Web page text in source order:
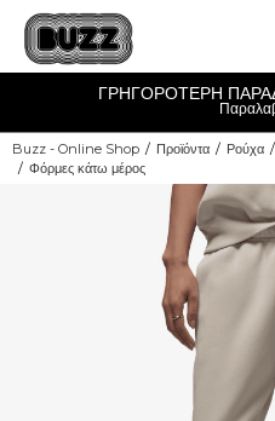
ΓΡΗΓΟΡΟΤΕΡΗ
Buzz - Online Shop Προϊόντα Ρούχα
Φόρμες κάτω μέρος